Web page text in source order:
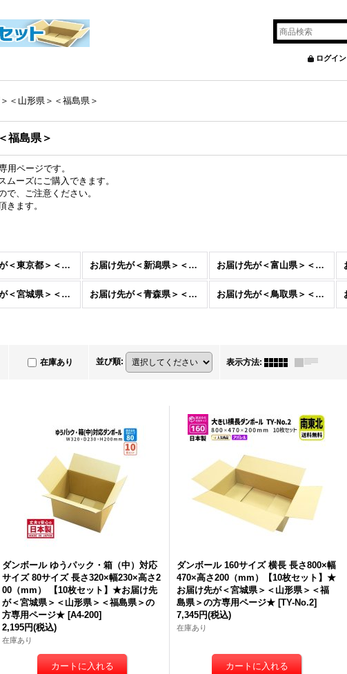
ログイン
＜山形県＞＜福島県＞
商品名/Y No.3W/
ダンボール 商品名/Y No.4W/
ダンボール 商品名/Y No.5W/
福島県＞
用ページです。
ーズにご購入できます。
、ご注意ください。
ます。
お届け先が＜東京都＞＜埼玉県＞＜千葉県＞＜茨城県＞＜栃木県＞＜群馬県＞＜山梨県＞＜神奈川県＞ お届け先が＜新潟県＞＜長野県＞ お届け先が＜富山県＞＜石川県＞＜福井県＞
お届け先が＜宮城県＞＜山形県＞＜福島県＞ お届け先が＜青森県＞＜岩手県＞＜秋田県＞ お届け先が＜鳥取県＞＜島根県＞＜岡山県＞＜広島県＞＜山口県＞＜徳島県＞＜香川県＞＜愛媛県＞＜高知県＞
在庫あり 並び順: 表示方法:
ダンボール ゆうパック・箱（中）対応
サイズ 80サイズ 長さ320×幅230×高さ2
00（mm） 【10枚セット】★お届け先
が＜宮城県＞＜山形県＞＜福島県＞の
方専用ページ★ [A4-200]
2,195円(税込)
在庫あり
ダンボール 160サイズ 横長 長さ800×幅
470×高さ200（mm）【10枚セット】★
お届け先が＜宮城県＞＜山形県＞＜福
島県＞の方専用ページ★ [TY-No.2]
7,345円(税込)
在庫あり